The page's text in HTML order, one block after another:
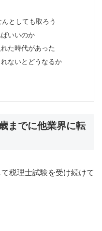
としても取ろう
いいのか
た時代があった
ないとどうなるか
までに他業界に転
税理士試験を受け続けて